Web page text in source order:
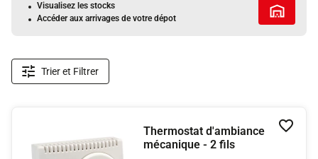
Visualisez les stocks
Accéder aux arrivages de votre dépot
Tous les
Trier et Filtrer
Thermostat d'ambiance
mécanique - 2 fils